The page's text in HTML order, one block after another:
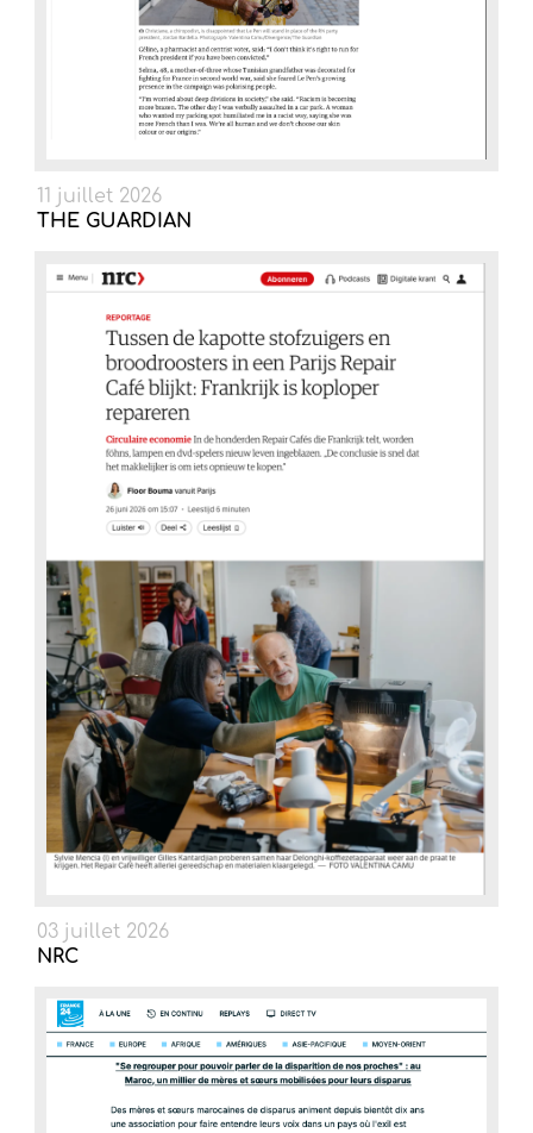
11 juillet 2026
THE GUARDIAN
03 juillet 2026
NRC